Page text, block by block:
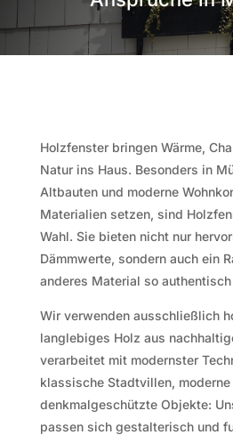
Holzfenster bringen Wärme,
Natur ins Haus. Besonders in
Altbauten und moderne
Materialien setzen, sind
Wahl. Sie bieten nicht nur
Dämmwerte, sondern auch ein
anderes Material so
Wir verwenden ausschließlich
langlebiges Holz aus
verarbeitet mit modernster
klassische Stadtvillen,
denkmalgeschützte Objekte:
passen sich gestalterisch und